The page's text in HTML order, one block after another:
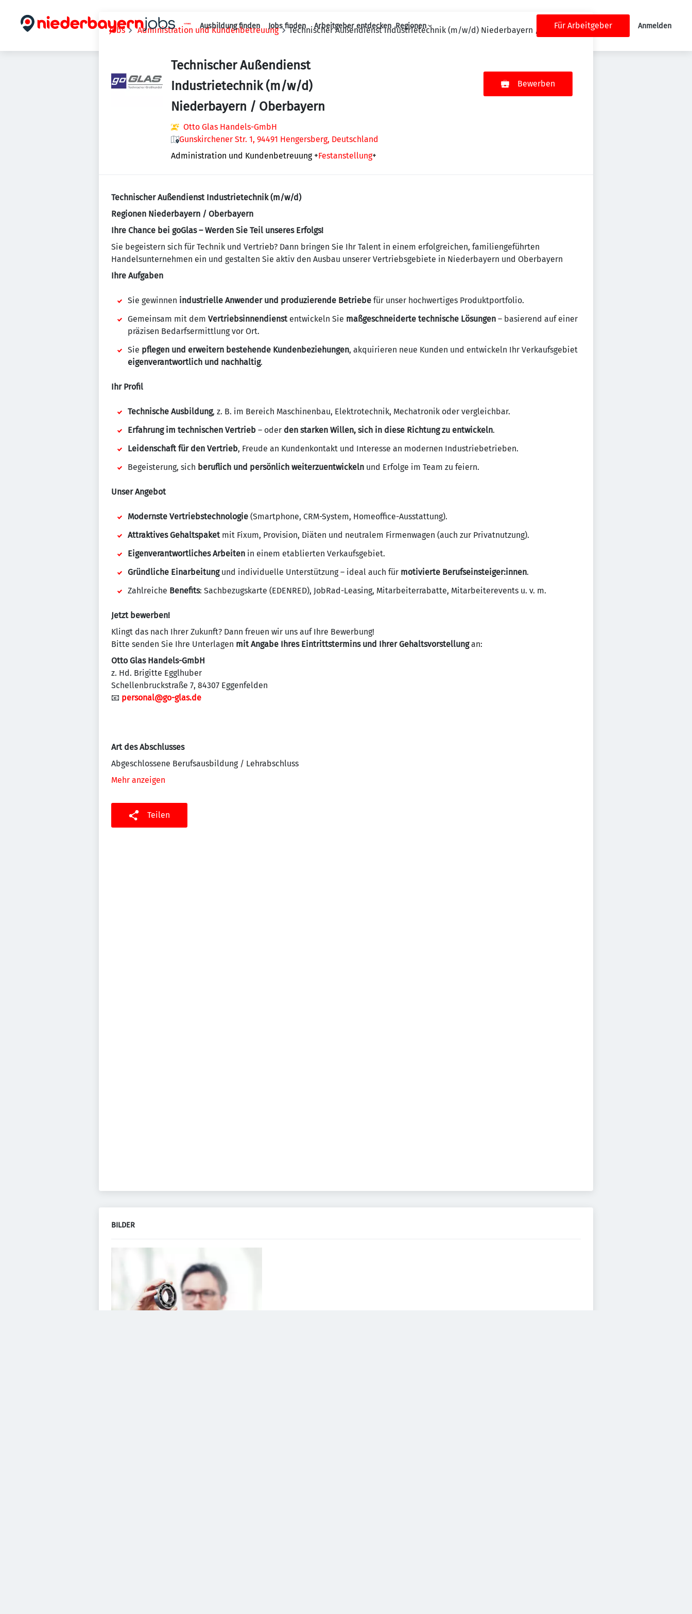
Haupt-Navigation
Ausbildung finden Jobs finden Arbeitgeber entdecken Regionen Für Arbeitgeber Anmelden
Jobs Administration und Kundenbetreuung Technischer Außendienst Industrietechnik (m/w/d) Niederbayern / Oberbayern
Technischer Außendienst
Industrietechnik (m/w/d)
Niederbayern / Oberbayern
Otto Glas Handels-GmbH
Gunskirchener Str. 1, 94491 Hengersberg, Deutschland
Administration und Kundenbetreuung +Festanstellung+
Bewerben
Technischer Außendienst Industrietechnik (m/w/d)
Regionen Niederbayern / Oberbayern
Ihre Chance bei goGlas – Werden Sie Teil unseres Erfolgs!
Sie begeistern sich für Technik und Vertrieb? Dann bringen Sie Ihr Talent in einem erfolgreichen, familiengeführten
Handelsunternehmen ein und gestalten Sie aktiv den Ausbau unserer Vertriebsgebiete in Niederbayern und Oberbayern
Ihre Aufgaben
Sie gewinnen industrielle Anwender und produzierende Betriebe für unser hochwertiges Produktportfolio.
Gemeinsam mit dem Vertriebsinnendienstentwickeln Sie maßgeschneiderte technische Lösungen – basierend auf einer
präzisen Bedarfsermittlung vor Ort.
Sie pflegen und erweitern bestehende Kundenbeziehungen, akquirieren neue Kunden und entwickeln Ihr Verkaufsgebiet
eigenverantwortlich und nachhaltig.
Ihr Profil
Technische Ausbildung, z. B. im Bereich Maschinenbau, Elektrotechnik, Mechatronik oder vergleichbar.
Erfahrung im technischen Vertrieb – oder den starken Willen, sich in diese Richtung zu entwickeln.
Leidenschaft für den Vertrieb, Freude an Kundenkontakt und Interesse an modernen Industriebetrieben.
Begeisterung, sich beruflich und persönlich weiterzuentwickeln und Erfolge im Team zu feiern.
Unser Angebot
Modernste Vertriebstechnologie (Smartphone, CRM-System, Homeoffice-Ausstattung).
Attraktives Gehaltspaketmit Fixum, Provision, Diäten und neutralem Firmenwagen (auch zur Privatnutzung).
Eigenverantwortliches Arbeiten in einem etablierten Verkaufsgebiet.
Gründliche Einarbeitungund individuelle Unterstützung – ideal auch für motivierte Berufseinsteiger:innen.
Zahlreiche Benefits: Sachbezugskarte (EDENRED), JobRad-Leasing, Mitarbeiterrabatte, Mitarbeiterevents u. v. m.
Jetzt bewerben!
Klingt das nach Ihrer Zukunft? Dann freuen wir uns auf Ihre Bewerbung!
Bitte senden Sie Ihre Unterlagen mit Angabe Ihres Eintrittstermins und Ihrer Gehaltsvorstellungan:
Otto Glas Handels-GmbH
z. Hd. Brigitte Egglhuber
Schellenbruckstraße 7, 84307 Eggenfelden
📧 personal@go-glas.de
Art des Abschlusses
Abgeschlossene Berufsausbildung / Lehrabschluss
Mehr anzeigen
Teilen
BILDER